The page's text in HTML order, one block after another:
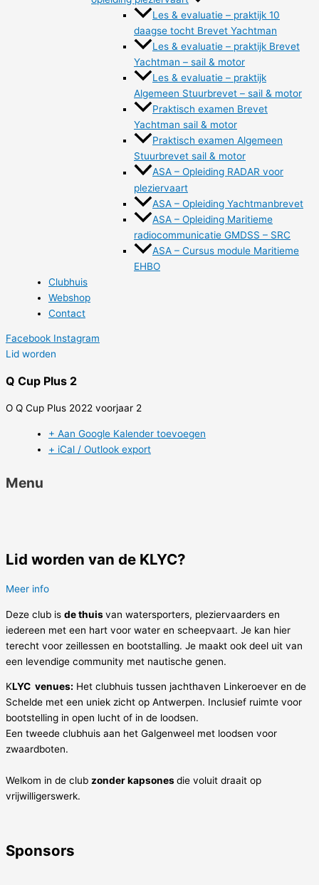
Les & evaluatie – praktijk 10
daagse tocht Brevet Yachtman
Les & evaluatie – praktijk Brevet
Yachtman – sail & motor
Les & evaluatie – praktijk
Algemeen Stuurbrevet – sail & motor
Praktisch examen Brevet
Yachtman sail & motor
Praktisch examen Algemeen
Stuurbrevet sail & motor
ASA – Opleiding RADAR voor
pleziervaart
ASA – Opleiding Yachtmanbrevet
ASA – Opleiding Maritieme
radiocommunicatie GMDSS – SRC
ASA – Cursus module Maritieme
EHBO
Clubhuis
Webshop
Contact
Facebook Instagram
Lid worden
Q Cup Plus 2
O Q Cup Plus 2022 voorjaar 2
+ Aan Google Kalender toevoegen
+ iCal / Outlook export
Menu
Lid worden van de KLYC?
Meer info
Deze club is de thuisvan watersporters, pleziervaarders en
iedereen met een hart voor water en scheepvaart. Je kan hier
terecht voor zeillessen en bootstalling. Je maakt ook deel uit van
een levendige community met nautische genen.
KLYC venues: Het clubhuis tussen jachthaven Linkeroever en de
Schelde met een uniek zicht op Antwerpen. Inclusief ruimte voor
bootstelling in open lucht of in de loodsen.
Een tweede clubhuis aan het Galgenweel met loodsen voor
zwaardboten.
Welkom in de club zonder kapsonesdie voluit draait op
vrijwilligerswerk.
Sponsors